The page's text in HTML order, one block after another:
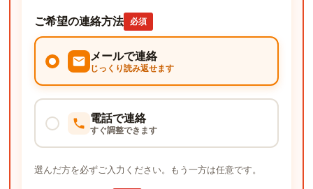
ご希望の連絡方法 必須
メールで連絡
じっくり読み返せます
電話で連絡
すぐ調整できます
選んだ方を必ずご入力ください。もう一方は任意です。